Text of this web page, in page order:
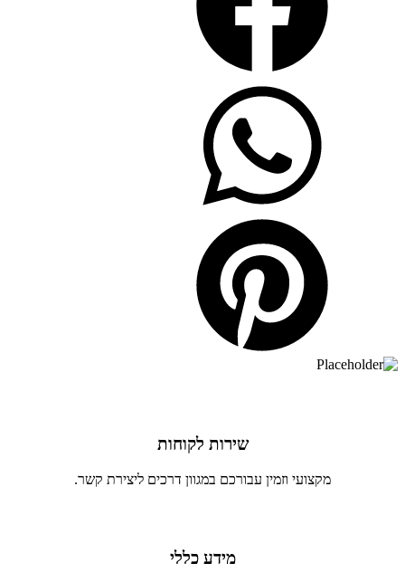
שירות לקוחות
מקצועי וזמין עבורכם במגוון דרכים ליצירת קשר.
מידע כללי